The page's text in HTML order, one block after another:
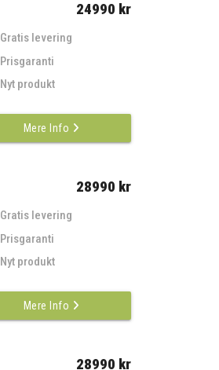
24990 kr
Gratis levering
Prisgaranti
Nyt produkt
Mere Info
28990 kr
Gratis levering
Prisgaranti
Nyt produkt
Mere Info
28990 kr